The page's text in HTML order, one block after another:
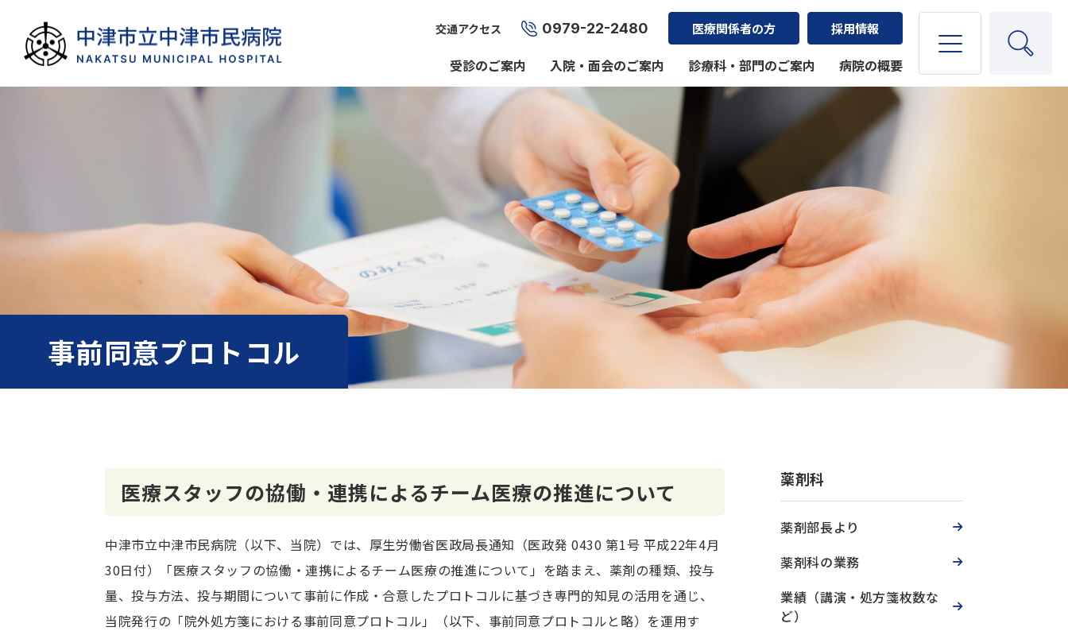
交通アクセス 0979-22-2480 医療関係者の方 採用情報
受診のご案内 入院・面会のご案内 診療科・部門のご案内 病院の概要
事前同意プロトコル
医療スタッフの協働・連携によるチーム医療の推進について
中津市立中津市民病院（以下、当院）では、厚生労働省医政局長通知（医政発 0430 第1号 平成22年4月
30日付）「医療スタッフの協働・連携によるチーム医療の推進について」を踏まえ、薬剤の種類、投与
量、投与方法、投与期間について事前に作成・合意したプロトコルに基づき専門的知見の活用を通じ、
当院発行の「院外処方箋における事前同意プロトコル」（以下、事前同意プロトコルと略）を運用す
薬剤科
薬剤部長より
薬剤科の業務
業績（講演・処方箋枚数な
ど）